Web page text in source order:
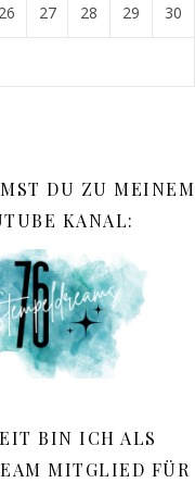
26 27 28 29 30
DU ZU MEINEM
KANAL:
BIN ICH ALS
MITGLIED FÜR